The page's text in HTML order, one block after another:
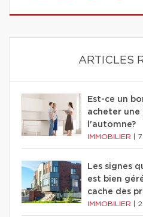
ARTICLES
Est-ce un
acheter
l'automne?
IMMOBILIER
Les signes
est bien
cache des
IMMOBILIER